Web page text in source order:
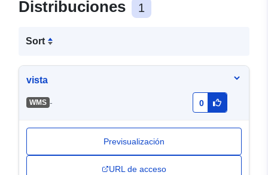
Distribuciones 1
Sort
vista
WMS - 0
Previsualización
URL de acceso